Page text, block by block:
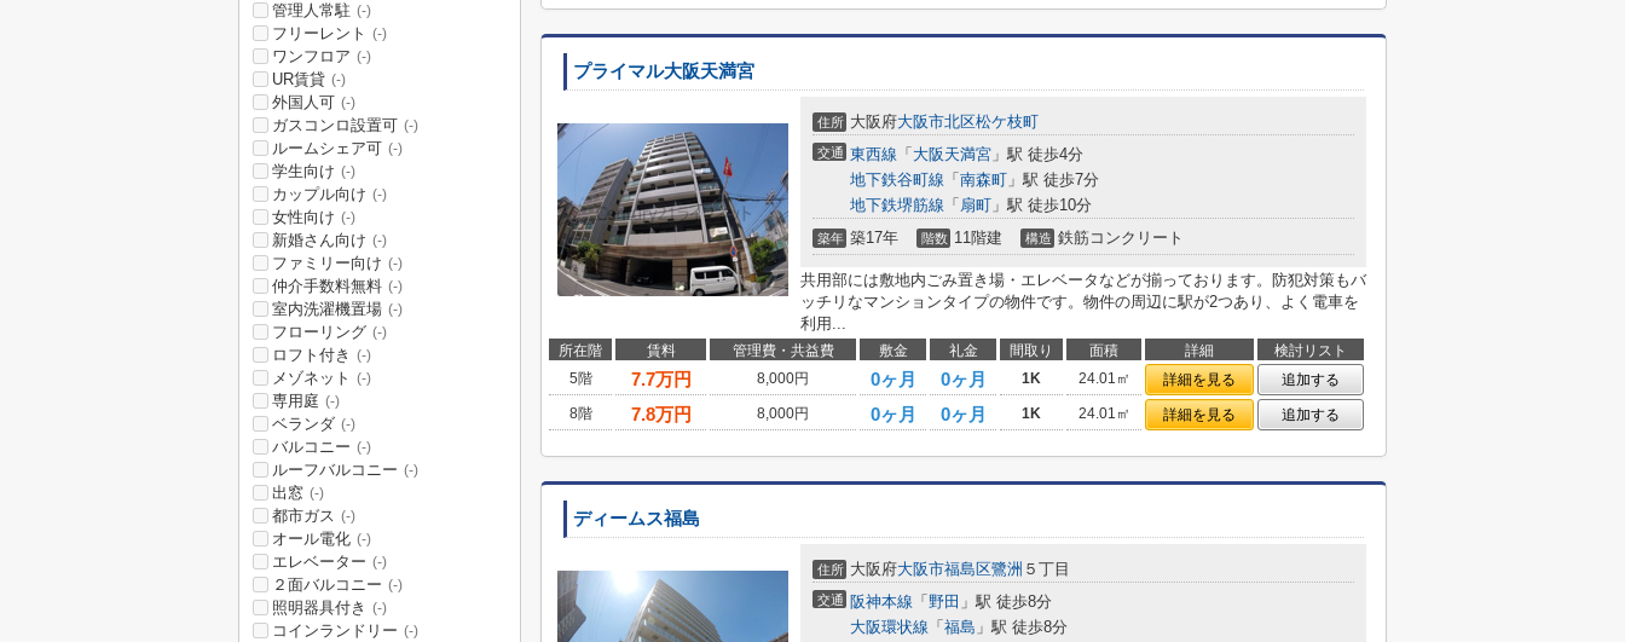
プライマル大阪天満宮
住所 大阪府大阪市北区松ケ枝町
交通 東西線 「 大阪天満宮 」駅 徒歩4分
地下鉄谷町線 「 南森町 」駅 徒歩7分
地下鉄堺筋線 「 扇町 」駅 徒歩10分
築年 築17年 階数 11階建 構造 鉄筋コンクリート
共用部には敷地内ごみ置き場・エレベータなどが揃っております。防犯対策もバ
ッチリなマンションタイプの物件です。物件の周辺に駅が2つあり、よく電車を
利用...
所在階 賃料 管理費・共益費 敷金 礼金 間取り 面積 詳細
検討リスト
5階
7.7万円 8,000円 0ヶ月 0ヶ月 1K 24.01㎡ 詳細を見る
追加する
8階
7.8万円 8,000円 0ヶ月 0ヶ月 1K 24.01㎡ 詳細を見る 追加する
ディームス福島
住所 大阪府大阪市福島区鷺洲 ５丁目
交通 阪神本線 「 野田 」駅 徒歩8分
大阪環状線 「 福島 」駅 徒歩8分
管理人常駐 (-)
フリーレント (-)
ワンフロア (-)
UR賃貸 (-)
外国人可 (-)
ガスコンロ設置可 (-)
ルームシェア可 (-)
学生向け (-)
カップル向け (-)
女性向け (-)
新婚さん向け (-)
ファミリー向け (-)
仲介手数料無料 (-)
室内洗濯機置場 (-)
フローリング (-)
ロフト付き (-)
メゾネット (-)
専用庭 (-)
ベランダ (-)
バルコニー (-)
ルーフバルコニー (-)
出窓 (-)
都市ガス (-)
オール電化 (-)
エレベーター (-)
２面バルコニー (-)
照明器具付き (-)
コインランドリー (-)